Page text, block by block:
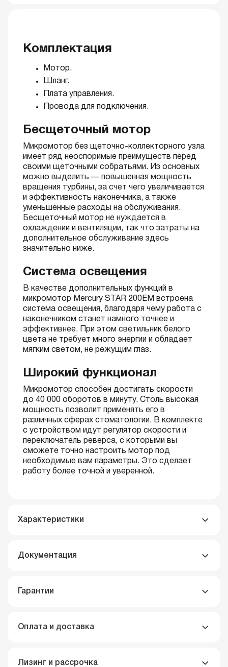
Комплектация
Мотор.
Шланг.
Плата управления.
Провода для подключения.
Бесщеточный мотор
Микромотор без щеточно-коллекторного узла
имеет ряд неоспоримые преимуществ перед
своими щеточными собратьями. Из основных
можно выделить — повышенная мощность
вращения турбины, за счет чего увеличивается
и эффективность наконечника, а также
уменьшенные расходы на обслуживания.
Бесщеточный мотор не нуждается в
охлаждении и вентиляции, так что затраты на
дополнительное обслуживание здесь
значительно ниже.
Система освещения
В качестве дополнительных функций в
микромотор Mercury STAR 200EM встроена
система освещения, благодаря чему работа с
наконечником станет намного точнее и
эффективнее. При этом светильник белого
цвета не требует много энергии и обладает
мягким светом, не режущим глаз.
Широкий функционал
Микромотор способен достигать скорости
до 40 000 оборотов в минуту. Столь высокая
мощность позволит применять его в
различных сферах стоматологии. В комплекте
с устройством идут регулятор скорости и
переключатель реверса, с которыми вы
сможете точно настроить мотор под
необходимые вам параметры. Это сделает
работу более точной и уверенной.
Характеристики
Документация
Гарантии
Оплата и доставка
Лизинг и рассрочка